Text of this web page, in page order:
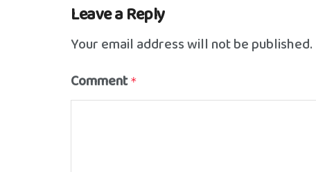
Leave a Reply
Your email address will not be published.
Comment *